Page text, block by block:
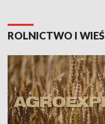
ROLNICTWO I WIEŚ